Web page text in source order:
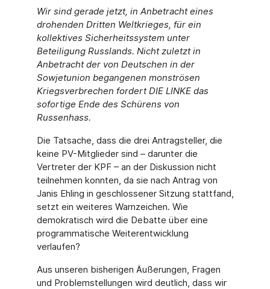
Wir sind gerade jetzt, in Anbetracht eines
drohenden Dritten Weltkrieges, für ein
kollektives Sicherheitssystem unter
Beteiligung Russlands. Nicht zuletzt in
Anbetracht der von Deutschen in der
Sowjetunion begangenen monströsen
Kriegsverbrechen fordert DIE LINKE das
sofortige Ende des Schürens von
Russenhass.
Die Tatsache, dass die drei Antragsteller, die
keine PV-Mitglieder sind – darunter die
Vertreter der KPF – an der Diskussion nicht
teilnehmen konnten, da sie nach Antrag von
Janis Ehling in geschlossener Sitzung stattfand,
setzt ein weiteres Warnzeichen. Wie
demokratisch wird die Debatte über eine
programmatische Weiterentwicklung
verlaufen?
Aus unseren bisherigen Äußerungen, Fragen
und Problemstellungen wird deutlich, dass wir